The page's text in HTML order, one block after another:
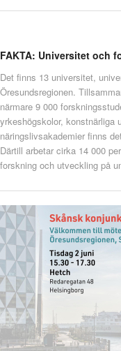
FAKTA: Universitet och
Det finns 13 universitet,
Öresundsregionen.
närmare 9 000
yrkeshögskolor, konstnärliga
näringslivsakademier finns
Därtill arbetar cirka 14 000
forskning och utveckling på